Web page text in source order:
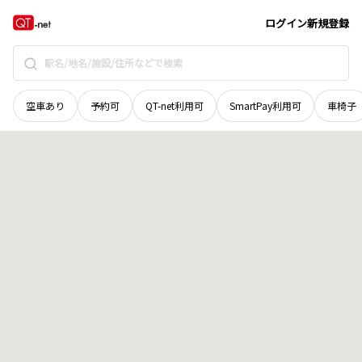
ログイン新規登録
空車あり 予約可 QT-net利用可 SmartPay利用可 車椅子
栃木県